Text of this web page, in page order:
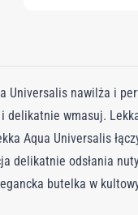
Universalis nawilża i
delikatnie wmasuj.
Aqua Universalis
delikatnie odsłania
butelka w
dzięki masłu